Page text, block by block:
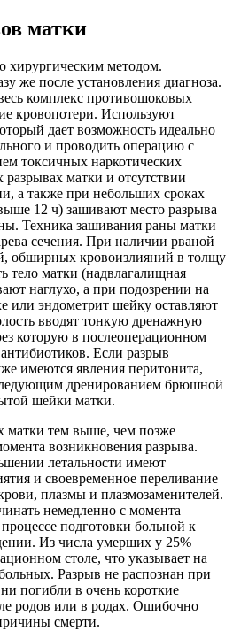
матки
хирургическим методом.
же после установления диагноза.
комплекс противошоковых
кровопотери. Используют
дает возможность идеально
и проводить операцию с
токсичных наркотических
матки и отсутствии
а также при небольших сроках
12 ч) зашивают место разрыва
Техника зашивания раны матки
сечения. При наличии рваной
обширных кровоизлияний в толщу
тело матки (надвлагалищная
наглухо, а при подозрении на
или эндометрит шейку оставляют
вводят тонкую дренажную
которую в послеоперационном
Если разрыв
имеются явления перитонита,
дренированием брюшной
шейки матки.
матки тем выше, чем позже
возникновения разрыва.
летальности имеют
и своевременное переливание
плазмы и плазмозаменителей.
немедленно с момента
подготовки больной к
Из числа умерших у 25%
столе, что указывает на
Разрыв не распознан при
погибли в очень короткие
родов или в родах. Ошибочно
смерти.